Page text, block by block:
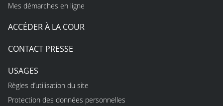
Mes démarches en ligne
ACCÉDER À LA COUR
CONTACT PRESSE
USAGES
Règles d’utilisation du site
Protection des données personnelles